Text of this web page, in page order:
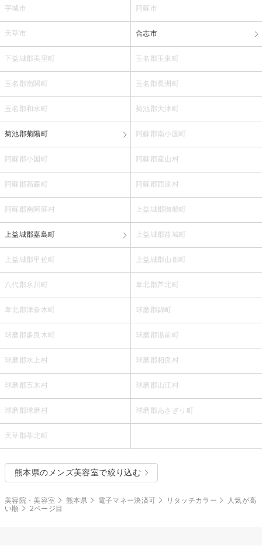
宇城市 阿蘇市
天草市 合志市
下益城郡美里町 玉名郡玉東町
玉名郡南関町 玉名郡長洲町
玉名郡和水町 菊池郡大津町
菊池郡菊陽町 阿蘇郡南小国町
阿蘇郡小国町 阿蘇郡産山村
阿蘇郡高森町 阿蘇郡西原村
阿蘇郡南阿蘇村 上益城郡御船町
上益城郡嘉島町 上益城郡益城町
上益城郡甲佐町 上益城郡山都町
八代郡氷川町 葦北郡芦北町
葦北郡津奈木町 球磨郡錦町
球磨郡多良木町 球磨郡湯前町
球磨郡水上村 球磨郡相良村
球磨郡五木村 球磨郡山江村
球磨郡球磨村 球磨郡あさぎり町
天草郡苓北町
熊本県のメンズ美容室で絞り込む
美容院・美容室 熊本県 電子マネー決済可 リタッチカラー
人気が高
い順
2ページ目